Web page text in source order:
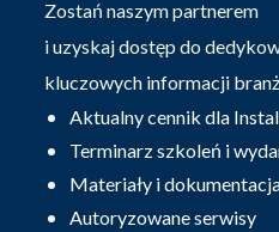
Zostań naszym partnerem
i uzyskaj dostęp do
kluczowych informacji
Aktualny cennik dla
Terminarz szkoleń i
Materiały i
Autoryzowane serwisy